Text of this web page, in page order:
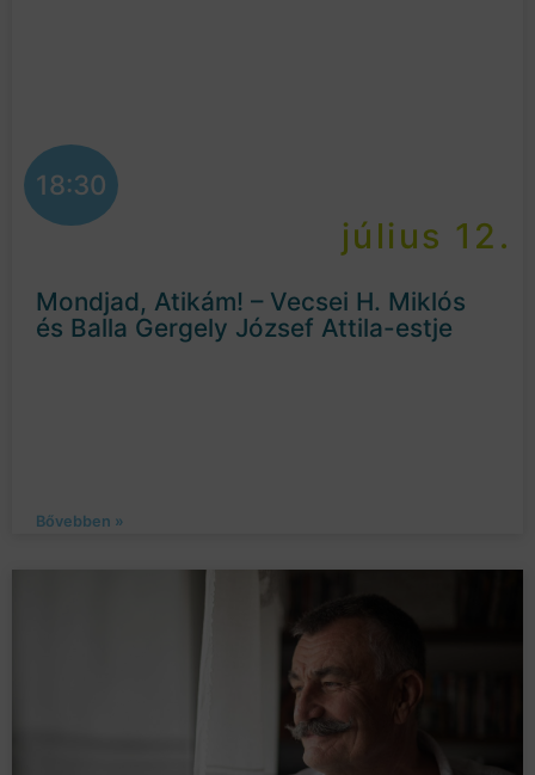
18:30
július 12.
Mondjad, Atikám! – Vecsei H. Miklós
és Balla Gergely József Attila-estje
Bővebben »